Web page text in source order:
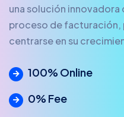
una solución innovadora
proceso de facturación,
centrarse en su
100% Online
0% Fee